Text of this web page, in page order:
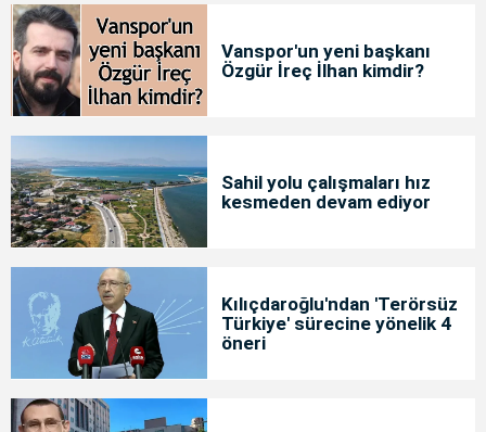
Vanspor'un yeni başkanı
Özgür İreç İlhan kimdir?
Sahil yolu çalışmaları hız
kesmeden devam ediyor
Kılıçdaroğlu'ndan 'Terörsüz
Türkiye' sürecine yönelik 4
öneri